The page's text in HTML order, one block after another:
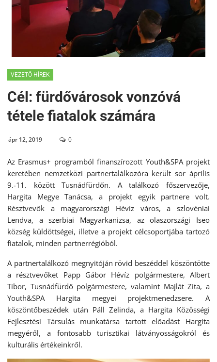
VEZETŐ HÍREK
Cél: fürdővárosok vonzóvá
tétele fiatalok számára
ápr 12, 2019 0
Az Erasmus+ programból finanszírozott Youth&SPA projekt
keretében nemzetközi partnertalálkozóra került sor április
9.-11. között Tusnádfürdőn. A találkozó főszervezője,
Hargita Megye Tanácsa, a projekt egyik partnere volt.
Résztvevők a magyarországi Hévíz város, a szlovéniai
Lendva, a szerbiai Magyarkanizsa, az olaszországi Iseo
község küldöttségei, illetve a projekt célcsoportjába tartozó
fiatalok, minden partnerrégióból.
A partnertalálkozó megnyitóján rövid beszéddel köszöntötte
a résztvevőket Papp Gábor Hévíz polgármestere, Albert
Tibor, Tusnádfürdő polgármestere, valamint Majlát Zita, a
Youth&SPA Hargita megyei projektmenedzsere. A
köszöntőbeszédek után Páll Zelinda, a Hargita Közösségi
Fejlesztési Társulás munkatársa tartott előadást Hargita
megyéről, a fontosabb turisztikai látványosságokról és
kulturális értékeinkről.